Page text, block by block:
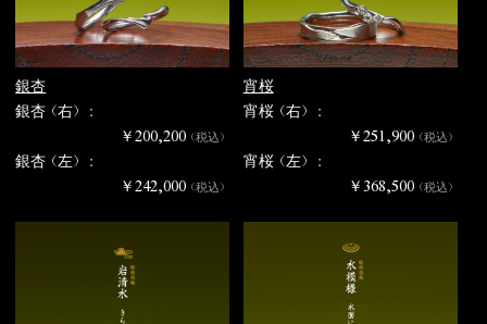
銀杏
銀杏（右） :
￥200,200 （税込）
銀杏（左） :
￥242,000 （税込）
宵桜
宵桜（右） :
￥251,900（税込）
宵桜（左） :
￥368,500（税込）